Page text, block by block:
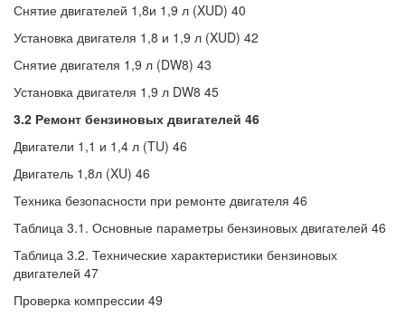
Снятие двигателей 1,8и 1,9 л (XUD) 40
Установка двигателя 1,8 и 1,9 л (XUD) 42
Снятие двигателя 1,9 л (DW8) 43
Установка двигателя 1,9 л DW8 45
3.2 Ремонт бензиновых двигателей 46
Двигатели 1,1 и 1,4 л (TU) 46
Двигатель 1,8л (XU) 46
Техника безопасности при ремонте двигателя 46
Таблица 3.1. Основные параметры бензиновых двигателей 46
Таблица 3.2. Технические характеристики бензиновых
двигателей 47
Проверка компрессии 49